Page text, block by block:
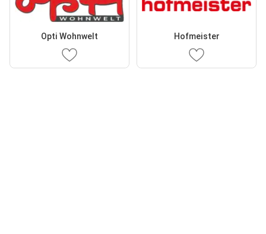
Opti Wohnwelt Hofmeister